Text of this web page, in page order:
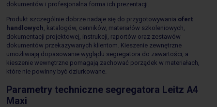
dokumentów i profesjonalna forma ich prezentacji.
Produkt szczególnie dobrze nadaje się do przygotowywania ofert
handlowych, katalogów, cenników, materiałów szkoleniowych,
dokumentacji projektowej, instrukcji, raportów oraz zestawów
dokumentów przekazywanych klientom. Kieszenie zewnętrzne
umożliwiają dopasowanie wyglądu segregatora do zawartości, a
kieszenie wewnętrzne pomagają zachować porządek w materiałach,
które nie powinny być dziurkowane.
Parametry techniczne segregatora Leitz A4
Maxi